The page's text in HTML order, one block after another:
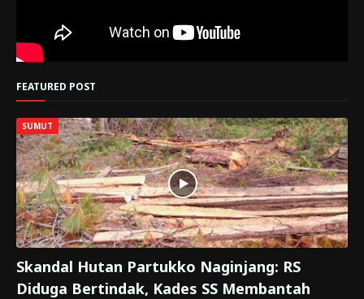
FEATURED POST
SUMUT
Skandal Hutan Partukko Naginjang: RS
Diduga Bertindak, Kades SS Membantah